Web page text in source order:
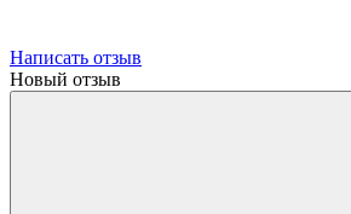
Написать отзыв
Новый отзыв